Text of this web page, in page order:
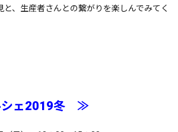
、生産者さんとの繋がりを楽しんでみてく
ェ2019冬 ≫